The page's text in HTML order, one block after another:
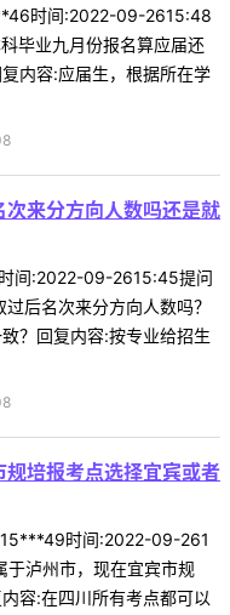
时间:2022-09-2615:48
毕业九月份报名算应届还
内容:应届生，根据所在学
来分方向人数吗还是就
间:2022-09-2615:45提问
后名次来分方向人数吗？
？回复内容:按专业给招生
培报考点选择宜宾或者
时间:2022-09-261
泸州市，现在宜宾市规
容:在四川所有考点都可以